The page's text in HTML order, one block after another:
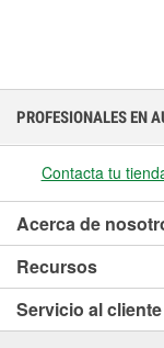
PROFESIONALES EN
Contacta tu
Acerca de
Recursos
Servicio al cliente